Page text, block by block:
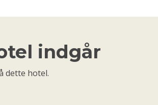
indgår
dette hotel.